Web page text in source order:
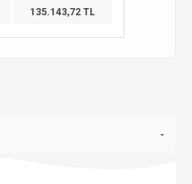
135.143,72 TL
-